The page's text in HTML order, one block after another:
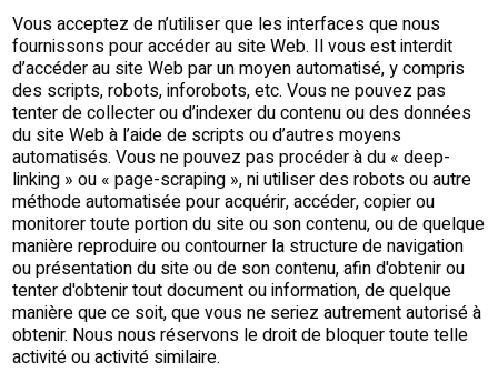
Vous acceptez de n’utiliser que les interfaces que nous
fournissons pour accéder au site Web. Il vous est interdit
d’accéder au site Web par un moyen automatisé, y compris
des scripts, robots, inforobots, etc. Vous ne pouvez pas
tenter de collecter ou d’indexer du contenu ou des données
du site Web à l’aide de scripts ou d’autres moyens
automatisés. Vous ne pouvez pas procéder à du « deep-
linking » ou « page-scraping », ni utiliser des robots ou autre
méthode automatisée pour acquérir, accéder, copier ou
monitorer toute portion du site ou son contenu, ou de quelque
manière reproduire ou contourner la structure de navigation
ou présentation du site ou de son contenu, afin d'obtenir ou
tenter d'obtenir tout document ou information, de quelque
manière que ce soit, que vous ne seriez autrement autorisé à
obtenir. Nous nous réservons le droit de bloquer toute telle
activité ou activité similaire.